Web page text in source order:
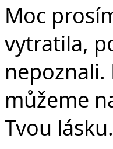
Moc
vytratila,
můžeme
Tvou lásku.